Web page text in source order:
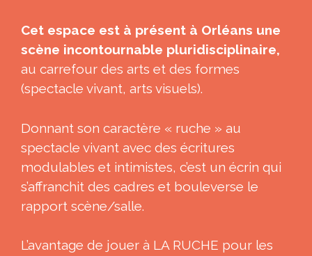
Cet espace est à présent à Orléans une
scène incontournable pluridisciplinaire,
au carrefour des arts et des formes
(spectacle vivant, arts visuels).
Donnant son caractère « ruche » au
spectacle vivant avec des écritures
modulables et intimistes, c’est un écrin qui
s’affranchit des cadres et bouleverse le
rapport scène/salle.
L’avantage de jouer à LA RUCHE pour les